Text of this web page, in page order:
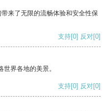
来了无限的流畅体验和安全性保
支持[0] 反对[0]
界各地的美景。
支持[0] 反对[0]